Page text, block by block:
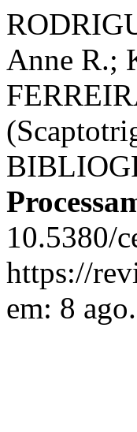
Anne R.;
10.5380/
https://
em: 8